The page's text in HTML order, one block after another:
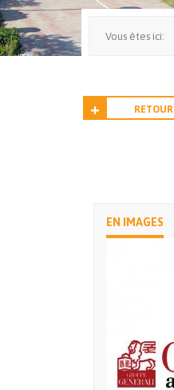
Vous êtes ici:
RETOUR
EN IMAGES